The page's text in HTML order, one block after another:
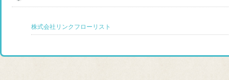
株式会社リンクフローリスト